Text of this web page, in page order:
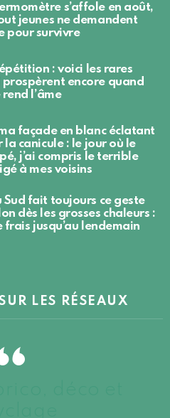
s’affole en août,
jeunes ne demandent
pour survivre
: voici les rares
prospèrent encore quand
l’âme
façade en blanc éclatant
la canicule : le jour où le
j’ai compris le terrible
à mes voisins
Sud fait toujours ce geste
dès les grosses chaleurs :
frais jusqu’au lendemain
LES RÉSEAUX